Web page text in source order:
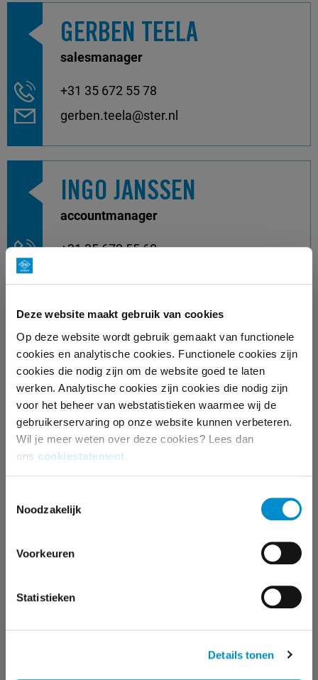
Deze website maakt gebruik van cookies
Op deze website wordt gebruik gemaakt van functionele
cookies en analytische cookies. Functionele cookies zijn
cookies die nodig zijn om de website goed te laten
werken. Analytische cookies zijn cookies die nodig zijn
voor het beheer van webstatistieken waarmee wij de
gebruikerservaring op onze website kunnen verbeteren.
Wil je meer weten over deze cookies? Lees dan
ons cookiestatement.
Noodzakelijk
Voorkeuren
Statistieken
Details tonen
GERBEN TEELA
salesmanager
+31 35 672 55 78
gerben.teela@ster.nl
INGO JANSSEN
accountmanager
+31 35 672 55 60
JORT VERWER
accountmanager
+31 35 672 55 00
jort.verwer@ster.nl
KEES-JAN VAN RULER
MALOU DEKKERS